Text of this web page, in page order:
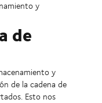
y
de
y
de la cadena de
Esto nos